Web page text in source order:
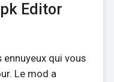
Editor
ennuyeux qui vous
Le mod a